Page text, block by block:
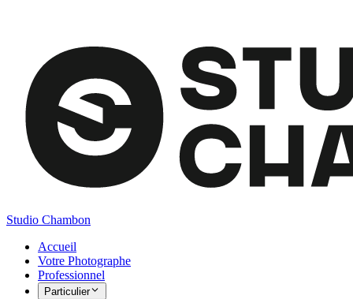
Studio Chambon
Accueil
Votre Photographe
Professionnel
Particulier